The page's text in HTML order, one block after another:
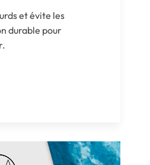
et évite les
durable pour